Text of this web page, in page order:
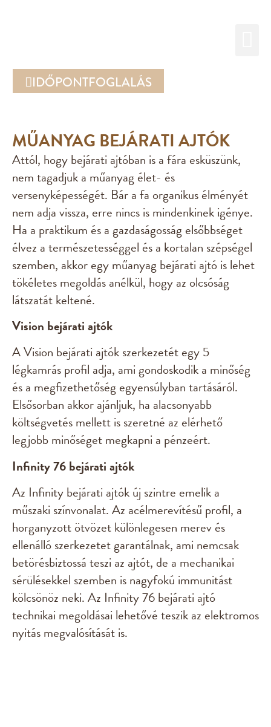
IDŐPONTFOGLALÁS
MŰANYAG BEJÁRATI AJTÓK
Attól, hogy bejárati ajtóban is a fára esküszünk,
nem tagadjuk a műanyag élet- és
versenyképességét. Bár a fa organikus élményét
nem adja vissza, erre nincs is mindenkinek igénye.
Ha a praktikum és a gazdaságosság elsőbbséget
élvez a természetességgel és a kortalan szépségel
szemben, akkor egy műanyag bejárati ajtó is lehet
tökéletes megoldás anélkül, hogy az olcsóság
látszatát keltené.
Vision bejárati ajtók
A Vision bejárati ajtók szerkezetét egy 5
légkamrás profil adja, ami gondoskodik a minőség
és a megfizethetőség egyensúlyban tartásáról.
Elsősorban akkor ajánljuk, ha alacsonyabb
költségvetés mellett is szeretné az elérhető
legjobb minőséget megkapni a pénzeért.
Infinity 76 bejárati ajtók
Az Infinity bejárati ajtók új szintre emelik a
műszaki színvonalat. Az acélmerevítésű profil, a
horganyzott ötvözet különlegesen merev és
ellenálló szerkezetet garantálnak, ami nemcsak
betörésbiztossá teszi az ajtót, de a mechanikai
sérülésekkel szemben is nagyfokú immunitást
kölcsönöz neki. Az Infinity 76 bejárati ajtó
technikai megoldásai lehetővé teszik az elektromos
nyitás megvalósítását is.